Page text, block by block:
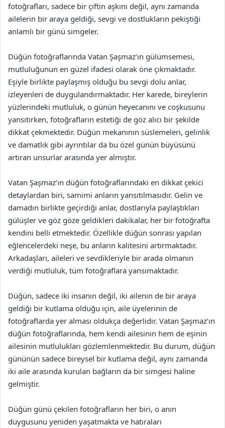
fotoğrafları, sadece bir çiftin aşkını değil, aynı zamanda
ailelerin bir araya geldiği, sevgi ve dostlukların pekiştiği
anlamlı bir günü simgeler.
Düğün fotoğraflarında Vatan Şaşmaz’ın gülümsemesi,
mutluluğunun en güzel ifadesi olarak öne çıkmaktadır.
Eşiyle birlikte paylaşmış olduğu bu sevgi dolu anlar,
izleyenleri de duygulandırmaktadır. Her karede, bireylerin
yüzlerindeki mutluluk, o günün heyecanını ve coşkusunu
yansıtırken, fotoğrafların estetiği de göz alıcı bir şekilde
dikkat çekmektedir. Düğün mekanının süslemeleri, gelinlik
ve damatlık gibi ayrıntılar da bu özel günün büyüsünü
artıran unsurlar arasında yer almıştır.
Vatan Şaşmaz’ın düğün fotoğraflarındaki en dikkat çekici
detaylardan biri, samimi anların yansıtılmasıdır. Gelin ve
damadın birlikte geçirdiği anlar, dostlarıyla paylaştıkları
gülüşler ve göz göze geldikleri dakikalar, her bir fotoğrafta
kendini belli etmektedir. Özellikle düğün sonrası yapılan
eğlencelerdeki neşe, bu anların kalitesini artırmaktadır.
Arkadaşları, aileleri ve sevdikleriyle bir arada olmanın
verdiği mutluluk, tüm fotoğraflara yansımaktadır.
Düğün, sadece iki insanın değil, iki ailenin de bir araya
geldiği bir kutlama olduğu için, aile üyelerinin de
fotoğraflarda yer alması oldukça değerlidir. Vatan Şaşmaz’ın
düğün fotoğraflarında, hem kendi ailesinin hem de eşinin
ailesinin mutlulukları gözlemlenmektedir. Bu durum, düğün
gününün sadece bireysel bir kutlama değil, aynı zamanda
iki aile arasında kurulan bağların da bir simgesi haline
gelmiştir.
Düğün günü çekilen fotoğrafların her biri, o anın
duygusunu yeniden yaşatmakta ve hatıraları